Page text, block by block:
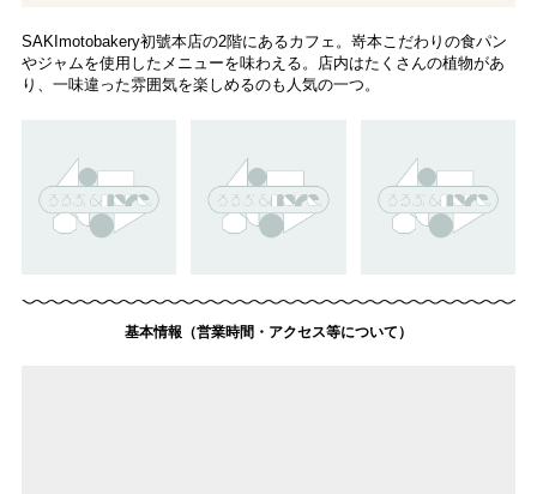
SAKImotobakery初號本店の2階にあるカフェ。嵜本こだわりの食パン
やジャムを使用したメニューを味わえる。店内はたくさんの植物があ
り、一味違った雰囲気を楽しめるのも人気の一つ。
基本情報（営業時間・アクセス等について）